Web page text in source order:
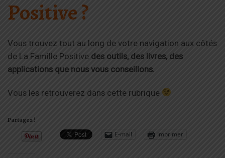
Positive ?
Vous trouvez tout au long de votre navigation aux côtés
de La Famille Positive des outils, des livres, des
applications que nous vous conseillons.
Vous les retrouverez dans cette rubrique
Partagez !
E-mail Imprimer